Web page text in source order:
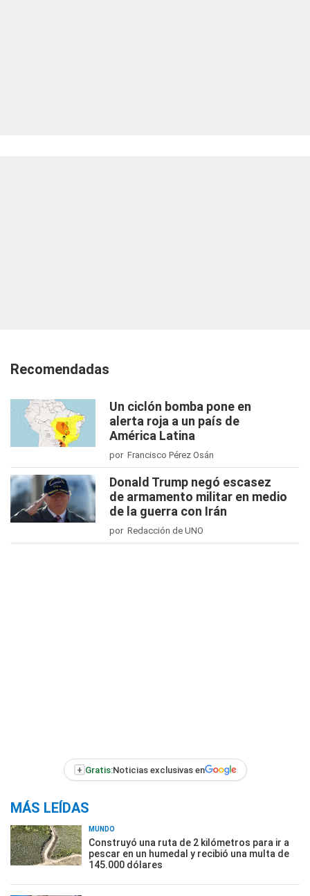
Recomendadas
Un ciclón bomba pone en
alerta roja a un país de
América Latina
por Francisco Pérez Osán
Donald Trump negó escasez
de armamento militar en medio
de la guerra con Irán
por Redacción de UNO
+ Gratis:Noticias exclusivas en
MÁS LEÍDAS
MUNDO
Construyó una ruta de 2 kilómetros para ir a
pescar en un humedal y recibió una multa de
145.000 dólares